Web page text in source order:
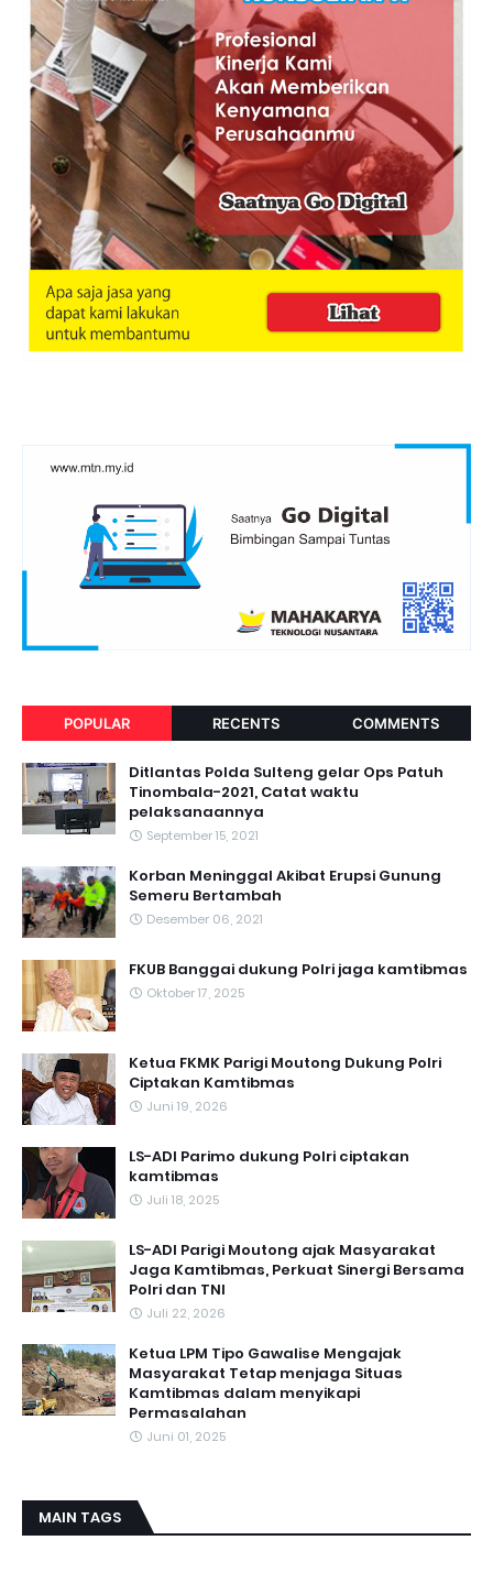
POPULAR RECENTS COMMENTS
Ditlantas Polda Sulteng gelar Ops Patuh
Tinombala-2021, Catat waktu
pelaksanaannya
September 15, 2021
Korban Meninggal Akibat Erupsi Gunung
Semeru Bertambah
Desember 06, 2021
FKUB Banggai dukung Polri jaga kamtibmas
Oktober 17, 2025
Ketua FKMK Parigi Moutong Dukung Polri
Ciptakan Kamtibmas
Juni 19, 2026
LS-ADI Parimo dukung Polri ciptakan
kamtibmas
Juli 18, 2025
LS-ADI Parigi Moutong ajak Masyarakat
Jaga Kamtibmas, Perkuat Sinergi Bersama
Polri dan TNI
Juli 22, 2026
Ketua LPM Tipo Gawalise Mengajak
Masyarakat Tetap menjaga Situas
Kamtibmas dalam menyikapi
Permasalahan
Juni 01, 2025
MAIN TAGS